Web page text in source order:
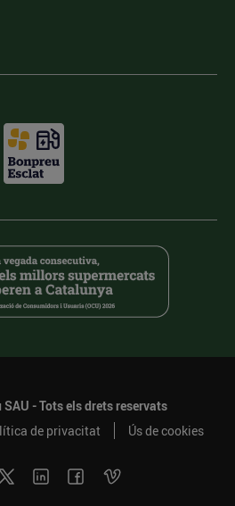
SAU - Tots els drets reservats
de privacitat Ús de cookies